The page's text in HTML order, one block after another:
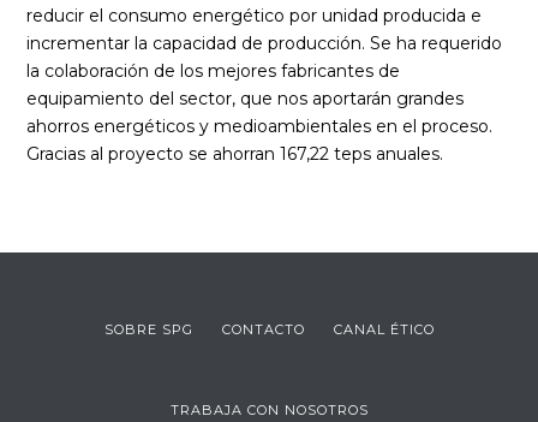
reducir el consumo energético por unidad producida e
incrementar la capacidad de producción. Se ha requerido
la colaboración de los mejores fabricantes de
equipamiento del sector, que nos aportarán grandes
ahorros energéticos y medioambientales en el proceso.
Gracias al proyecto se ahorran 167,22 teps anuales.
SOBRE SPG CONTACTO CANAL ÉTICO
TRABAJA CON NOSOTROS